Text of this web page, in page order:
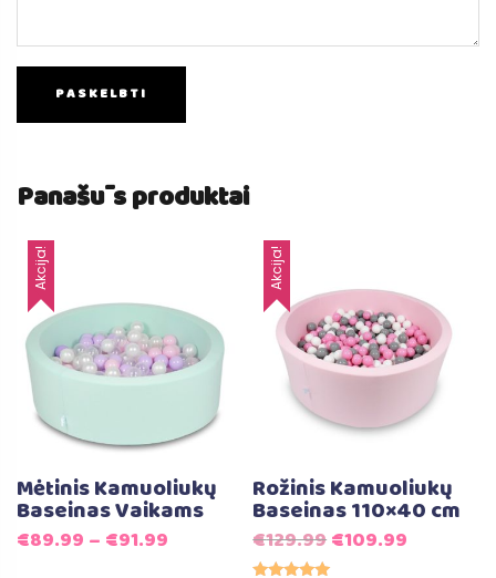
Panašūs produktai
Akcija!
Mėtinis Kamuoliukų
Baseinas Vaikams
€89.99 – €91.99
Akcija!
Rožinis Kamuoliukų
Baseinas 110×40 cm
€129.99Original
€109.99